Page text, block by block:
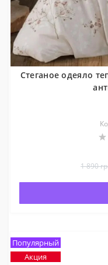
Стеганое одеяло
1 890
Популярный
Акция